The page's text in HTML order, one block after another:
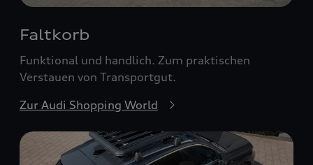
Faltkorb
Funktional und handlich. Zum praktischen
Verstauen von Transportgut.
Zur Audi Shopping World